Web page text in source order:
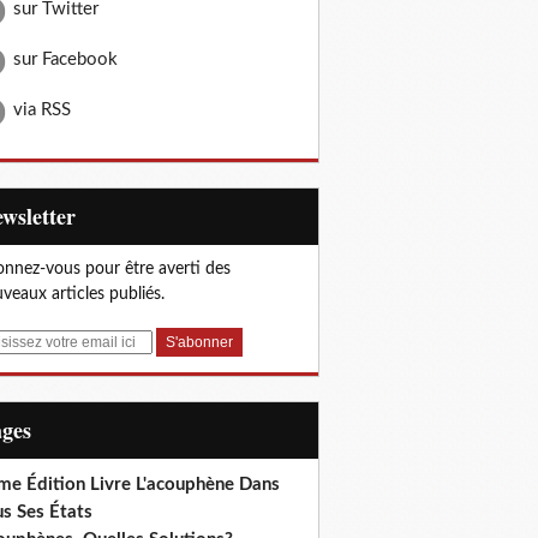
sur Twitter
sur Facebook
via RSS
vous pour être averti des
articles publiés.
Édition Livre L'acouphène Dans
Ses États